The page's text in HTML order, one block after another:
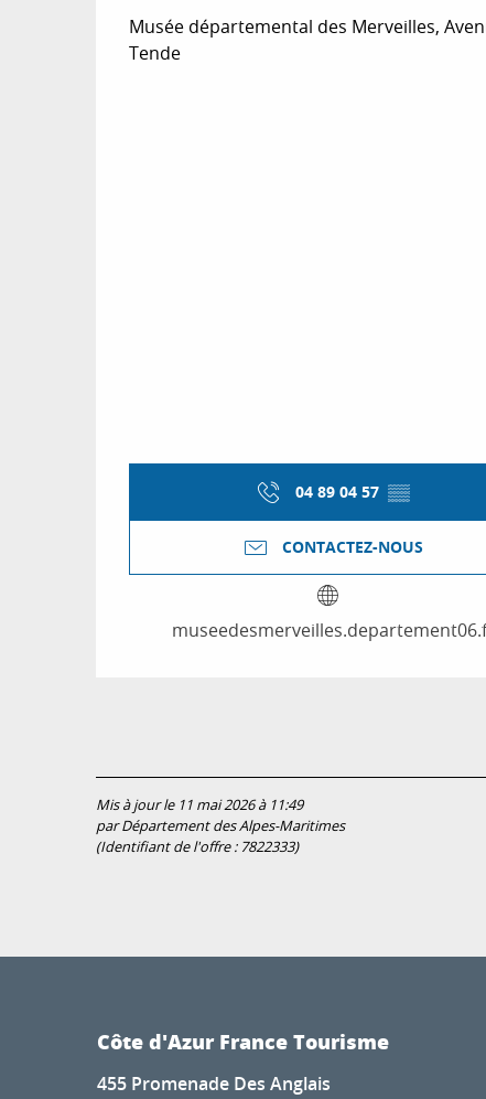
Musée départemental des Merveilles,
Tende
04 89 04 57 ▒▒
CONTACTEZ-NOUS
Mis à jour le 11 mai 2026 à 11:49
par Département des Alpes-Maritimes
(Identifiant de l'offre : 7822333)
Côte d'Azur France Tourisme
455 Promenade Des Anglais